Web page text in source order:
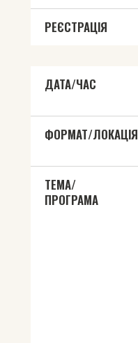
РЕЄСТРАЦІЯ
ДАТА/ЧАС
ФОРМАТ/ЛОКАЦІЯ
ТЕМА/
ПРОГРАМА